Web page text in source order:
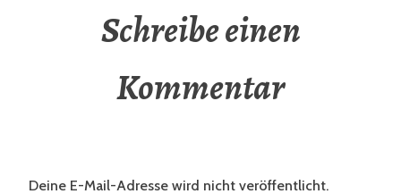
Schreibe einen
Kommentar
Deine E-Mail-Adresse wird nicht veröffentlicht.